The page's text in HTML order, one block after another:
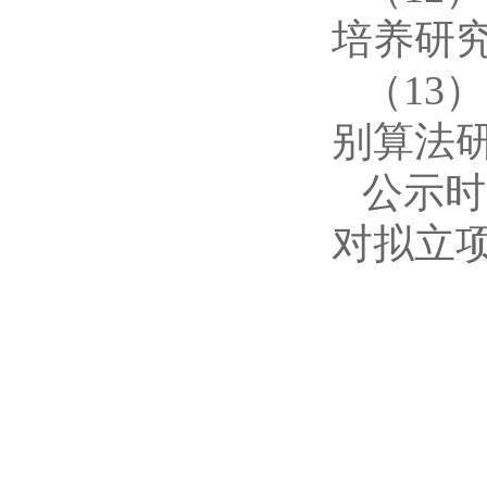
培养研
（ 13
别算法
公示
对拟立